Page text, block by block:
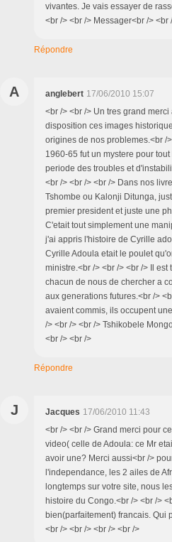
vivantes. Je vais essayer de
<br /> <br /> Messager<br />
Répondre
A anglebert 17/06/2010 15:07
<br /> <br /> Un tres grand
disposition ces images
origines de nos problemes.<br /
1960-65 fut un mystere pour
periode des troubles et
<br /> <br /> <br /> Dans nos
Tshombe ou Kalonji Ditunga,
premier president et juste une
C'etait tout simplement une
j'ai appris l'histoire de Cyrille
Cyrille Adoula etait le poulet
ministre.<br /> <br /> <br /> Il
chacun de nous de chercher a
aux generations futures.<br />
avaient commis, ils occupent
/> <br /> <br /> Tshikobele
<br /> <br />
Répondre
J Jacques 17/06/2010 11:43
<br /> <br /> Grand merci pour
video( celle de Adoula: ce Mr
avoir une? Merci aussi<br />
l'independance, les 2 ailes de
longtemps sur votre site, nous
histoire du Congo.<br /> <br />
bien(parfaitement) francais. Qui
<br /> <br /> <br /> <br />